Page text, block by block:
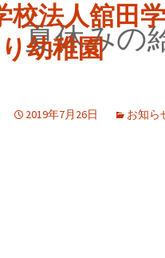
夏休みの
2019年7月26日 お知ら